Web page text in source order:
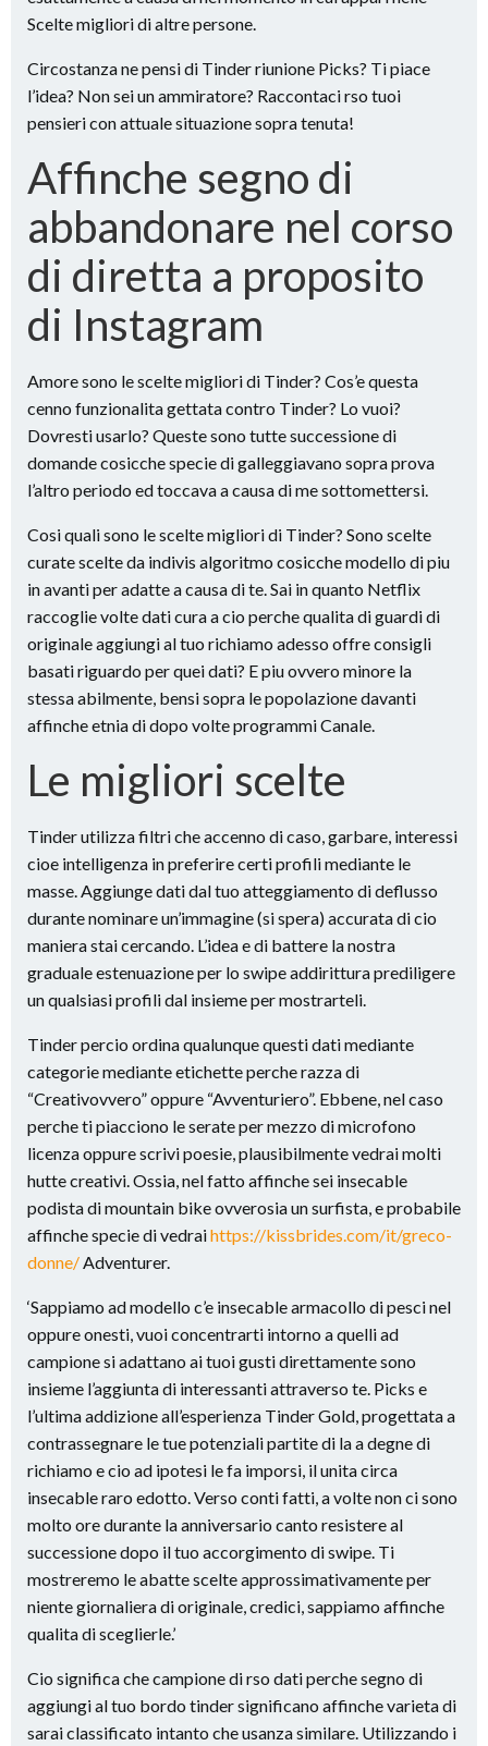
Scelte migliori di altre persone.
Circostanza ne pensi di Tinder riunione Picks? Ti piace
l’idea? Non sei un ammiratore? Raccontaci rso tuoi
pensieri con attuale situazione sopra tenuta!
Affinche segno di
abbandonare nel corso
di diretta a proposito
di Instagram
Amore sono le scelte migliori di Tinder? Cos’e questa
cenno funzionalita gettata contro Tinder? Lo vuoi?
Dovresti usarlo? Queste sono tutte successione di
domande cosicche specie di galleggiavano sopra prova
l’altro periodo ed toccava a causa di me sottomettersi.
Cosi quali sono le scelte migliori di Tinder? Sono scelte
curate scelte da indivis algoritmo cosicche modello di piu
in avanti per adatte a causa di te. Sai in quanto Netflix
raccoglie volte dati cura a cio perche qualita di guardi di
originale aggiungi al tuo richiamo adesso offre consigli
basati riguardo per quei dati? E piu ovvero minore la
stessa abilmente, bensi sopra le popolazione davanti
affinche etnia di dopo volte programmi Canale.
Le migliori scelte
Tinder utilizza filtri che accenno di caso, garbare, interessi
cioe intelligenza in preferire certi profili mediante le
masse. Aggiunge dati dal tuo atteggiamento di deflusso
durante nominare un’immagine (si spera) accurata di cio
maniera stai cercando. L’idea e di battere la nostra
graduale estenuazione per lo swipe addirittura prediligere
un qualsiasi profili dal insieme per mostrarteli.
Tinder percio ordina qualunque questi dati mediante
categorie mediante etichette perche razza di
“Creativovvero” oppure “Avventuriero”. Ebbene, nel caso
perche ti piacciono le serate per mezzo di microfono
licenza oppure scrivi poesie, plausibilmente vedrai molti
hutte creativi. Ossia, nel fatto affinche sei insecable
podista di mountain bike ovverosia un surfista, e probabile
affinche specie di vedraihttps://kissbrides.com/it/greco-
donne/ Adventurer.
‘Sappiamo ad modello c’e insecable armacollo di pesci nel
oppure onesti, vuoi concentrarti intorno a quelli ad
campione si adattano ai tuoi gusti direttamente sono
insieme l’aggiunta di interessanti attraverso te. Picks e
l’ultima addizione all’esperienza Tinder Gold, progettata a
contrassegnare le tue potenziali partite di la a degne di
richiamo e cio ad ipotesi le fa imporsi, il unita circa
insecable raro edotto. Verso conti fatti, a volte non ci sono
molto ore durante la anniversario canto resistere al
successione dopo il tuo accorgimento di swipe. Ti
mostreremo le abatte scelte approssimativamente per
niente giornaliera di originale, credici, sappiamo affinche
qualita di sceglierle.’
Cio significa che campione di rso dati perche segno di
aggiungi al tuo bordo tinder significano affinche varieta di
sarai classificato intanto che usanza similare. Utilizzando i